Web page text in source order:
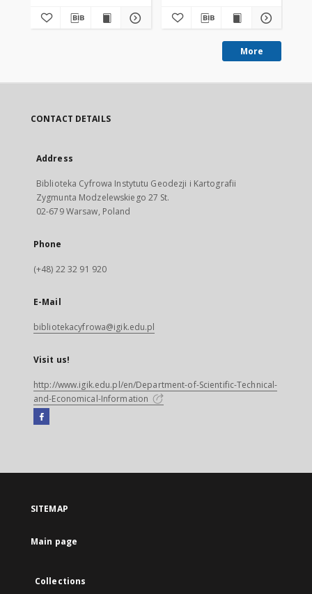
More
CONTACT DETAILS
Address
Biblioteka Cyfrowa Instytutu Geodezji i Kartografii
Zygmunta Modzelewskiego 27 St.
02-679 Warsaw, Poland
Phone
(+48) 22 32 91 920
E-Mail
bibliotekacyfrowa@igik.edu.pl
Visit us!
http://www.igik.edu.pl/en/Department-of-Scientific-Technical-
and-Economical-Information
Facebook
open
new
SITEMAP
Main page
Collections